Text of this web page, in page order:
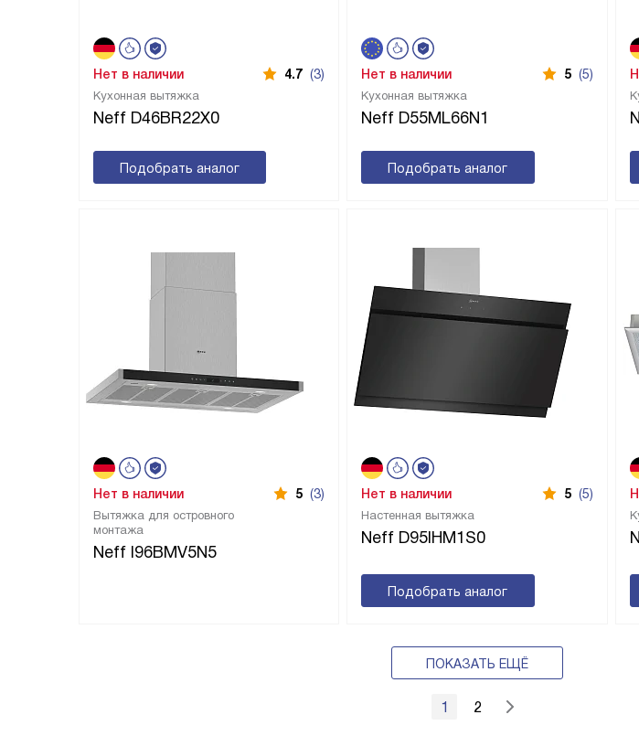
Кухонная вытяжка
Neff D46BR22X0
Нет в наличии 4.7 (3)
Подобрать аналог
Кухонная вытяжка
Neff D55ML66N1
Нет в наличии 5 (5)
Подобрать аналог
Вытяжка для островного
монтажа
Neff I96BMV5N5
Нет в наличии 5 (3)
Настенная вытяжка
Neff D95IHM1S0
Нет в наличии 5 (5)
Подобрать аналог
ПОКАЗАТЬ ЕЩЁ
1 2